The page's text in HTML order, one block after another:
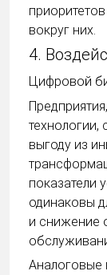
вокруг них.
4.
Цифровой
технологии,
выгоду из
показатели
одинаковы
и снижение
Аналоговые